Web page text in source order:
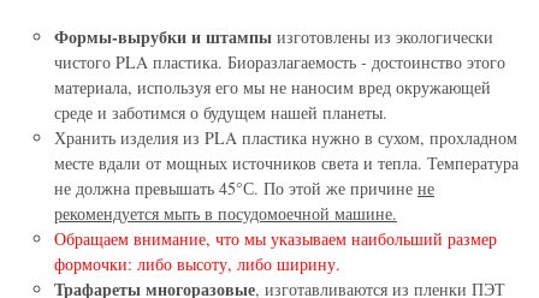
Формы-вырубки и штампы изготовлены из экологически
чистого PLA пластика. Биоразлагаемость - достоинство этого
материала, используя его мы не наносим вред окружающей
среде и заботимся о будущем нашей планеты.
Хранить изделия из PLA пластика нужно в сухом, прохладном
месте вдали от мощных источников света и тепла. Температура
не должна превышать 45°С. По этой же причине не
рекомендуется мыть в посудомоечной машине.
Обращаем внимание, что мы указываем наибольший размер
формочки: либо высоту, либо ширину.
Трафареты многоразовые, изготавливаются из пленки ПЭТ